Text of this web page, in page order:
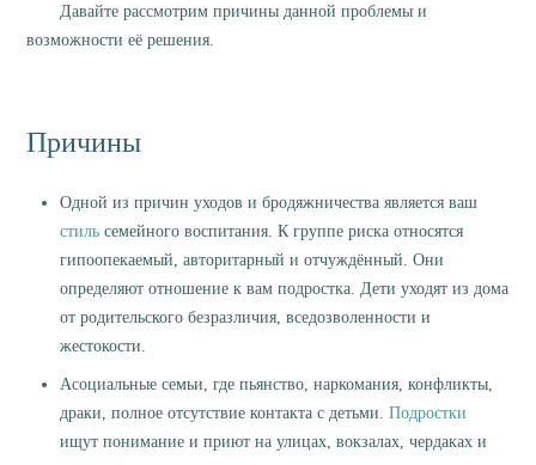
Давайте рассмотрим причины данной проблемы и
возможности её решения.
Причины
Одной из причин уходов и бродяжничества является ваш
стиль семейного воспитания. К группе риска относятся
гипоопекаемый, авторитарный и отчуждённый. Они
определяют отношение к вам подростка. Дети уходят из дома
от родительского безразличия, вседозволенности и
жестокости.
Асоциальные семьи, где пьянство, наркомания, конфликты,
драки, полное отсутствие контакта с детьми.Подростки
ищут понимание и приют на улицах, вокзалах, чердаках и